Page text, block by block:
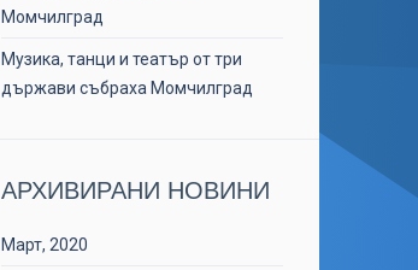
Момчилград
Музика, танци и театър от три
държави събраха Момчилград
АРХИВИРАНИ НОВИНИ
Март, 2020